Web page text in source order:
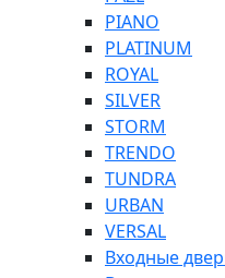
PIANO
PLATINUM
ROYAL
SILVER
STORM
TRENDO
TUNDRA
URBAN
VERSAL
Входные